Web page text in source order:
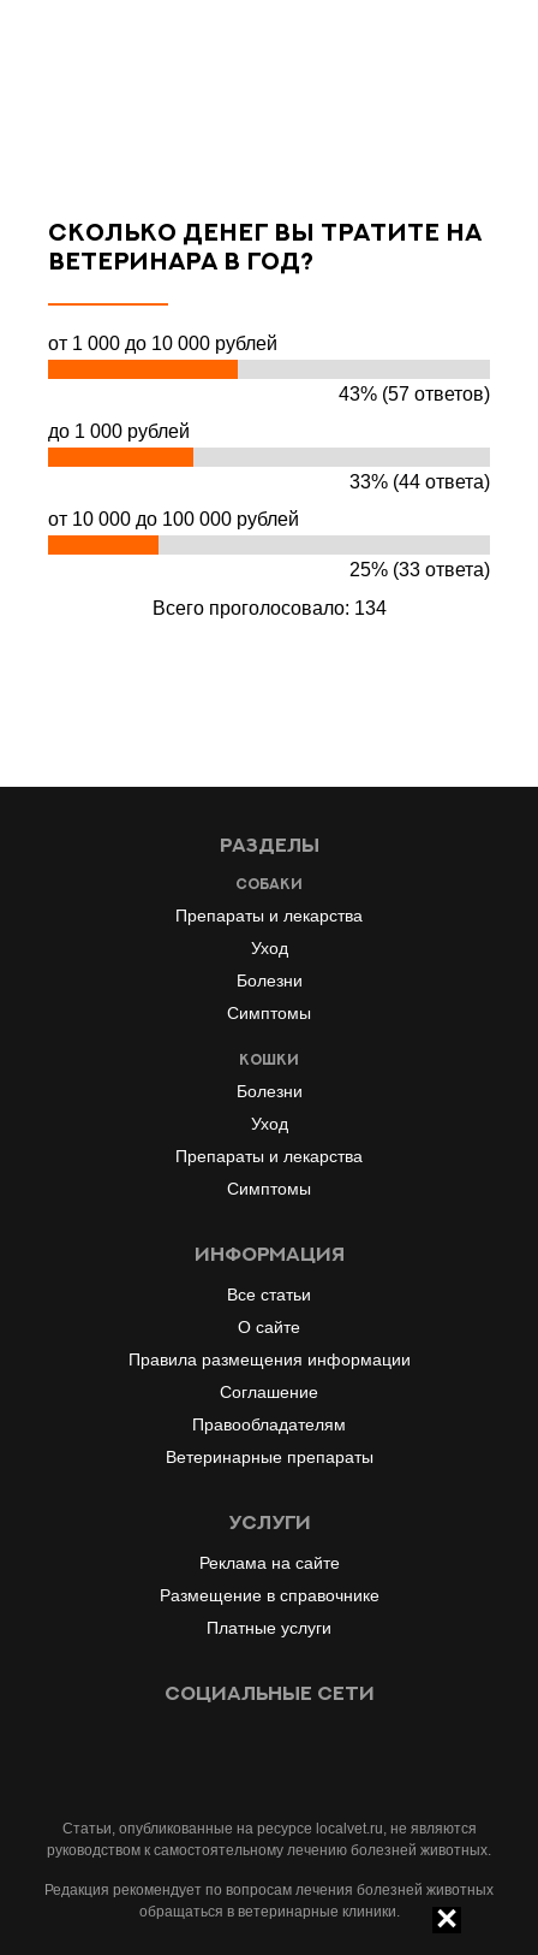
Сколько денег вы тратите на
ветеринара в год?
от 1 000 до 10 000 рублей
43% (57 ответов)
до 1 000 рублей
33% (44 ответа)
от 10 000 до 100 000 рублей
25% (33 ответа)
Всего проголосовало: 134
Статьи, опубликованные на ресурсе localvet.ru, не являются
руководством к самостоятельному лечению болезней животных.
Редакция рекомендует по вопросам лечения болезней животных
обращаться в ветеринарные клиники.
социальные сети
Разделы
Собаки
Препараты и лекарства
Уход
Болезни
Симптомы
Кошки
Болезни
Уход
Препараты и лекарства
Симптомы
информация
Все статьи
О сайте
Правила размещения информации
Соглашение
Правообладателям
Ветеринарные препараты
услуги
Реклама на сайте
Размещение в справочнике
Платные услуги